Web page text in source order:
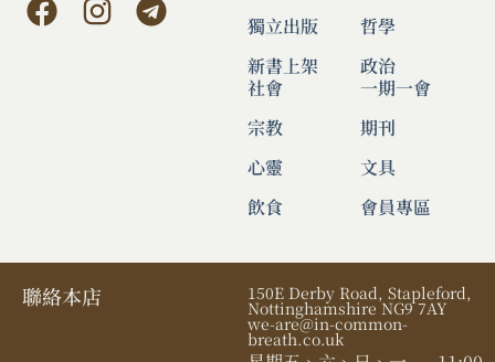
獨立出版
新書上架
哲學
政治
社會
宗教
心靈
飲食
一期一會
期刊
文具
會員專區
聯絡本店 150E Derby Road, Stapleford,
Nottinghamshire NG9 7AY
we-are@in-common-
breath.co.uk